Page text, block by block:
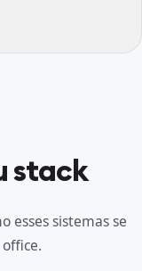
stack
esses sistemas se